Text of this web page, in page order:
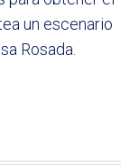
un escenario
Rosada.